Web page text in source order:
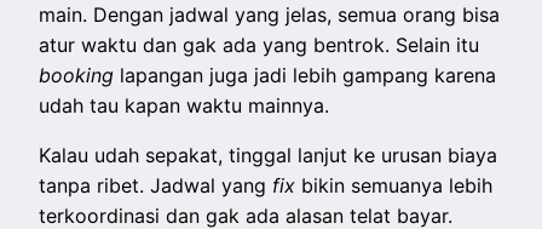
main. Dengan jadwal yang jelas, semua orang bisa
atur waktu dan gak ada yang bentrok. Selain itu
booking lapangan juga jadi lebih gampang karena
udah tau kapan waktu mainnya.
Kalau udah sepakat, tinggal lanjut ke urusan biaya
tanpa ribet. Jadwal yang fix bikin semuanya lebih
terkoordinasi dan gak ada alasan telat bayar.